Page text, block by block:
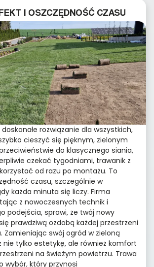
I OSZCZĘDNOŚĆ CZASU
rozwiązanie dla wszystkich,
cieszyć się pięknym, zielonym
do klasycznego siania,
czekać tygodniami, trawanik z
od razu po montażu. To
czasu, szczególnie w
każda minuta się liczy. Firma
z nowoczesnych technik i
podejścia, sprawi, że twój nowy
prawdziwą ozdobą każdej przestrzeni
Zamieniając swój ogród w zieloną
nie tylko estetykę, ale również komfort
na świeżym powietrzu. Trawa
wybór, który przynosi